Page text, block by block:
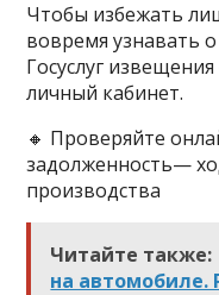
Чтобы избежать
вовремя узнавать
Госуслуг
личный кабинет.
🔸 Проверяйте
задолженность—
производства
Читайте также:
на автомобиле.